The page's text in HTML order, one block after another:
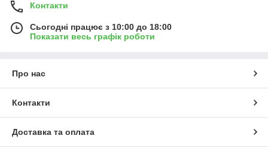
Контакти
Сьогодні працює з 10:00 до 18:00
Показати весь графік роботи
Про нас
Контакти
Доставка та оплата